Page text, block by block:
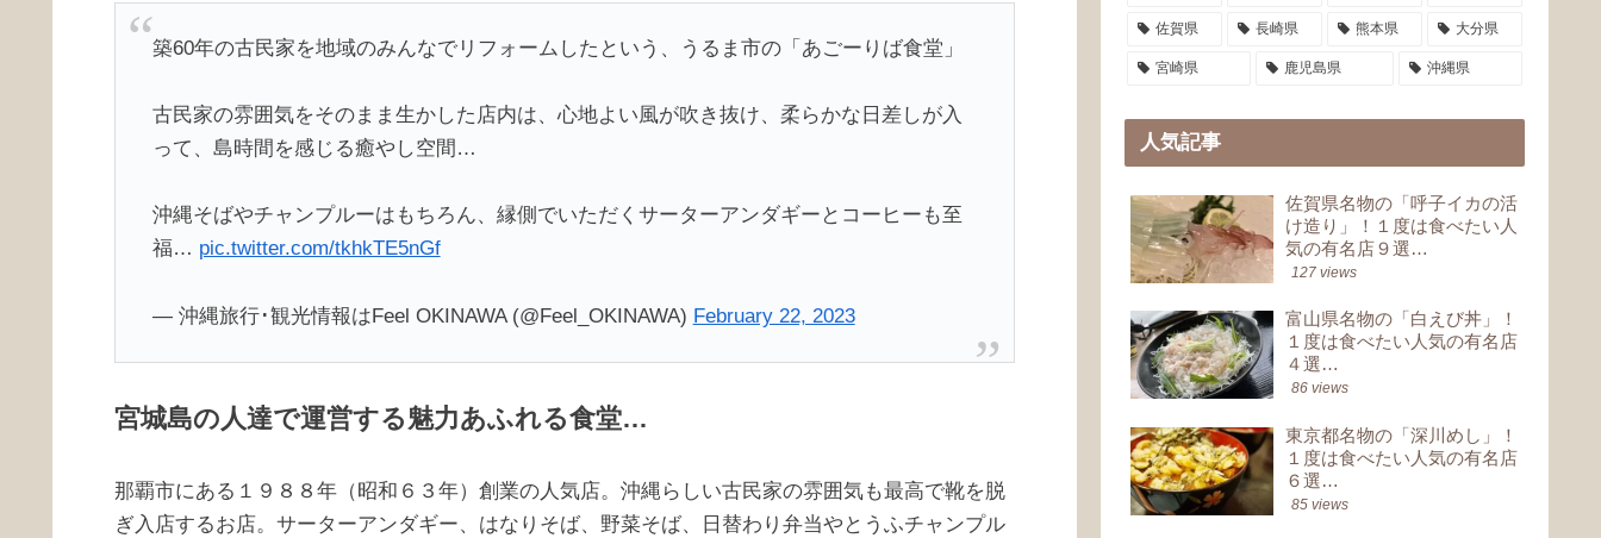
築60年の古民家を地域のみんなでリフォームしたという、うるま市の「あごーりば食堂」
古民家の雰囲気をそのまま生かした店内は、心地よい風が吹き抜け、柔らかな日差しが入
って、島時間を感じる癒やし空間…
沖縄そばやチャンプルーはもちろん、縁側でいただくサーターアンダギーとコーヒーも至
福… pic.twitter.com/tkhkTE5nGf
— 沖縄旅行･観光情報はFeel OKINAWA (@Feel_OKINAWA) February 22, 2023
宮城島の人達で運営する魅力あふれる食堂…
那覇市にある１９８８年（昭和６３年）創業の人気店。沖縄らしい古民家の雰囲気も最高で靴を脱
ぎ入店するお店。サーターアンダギー、はなりそば、野菜そば、日替わり弁当やとうふチャンプル
佐賀県 長崎県 熊本県 大分県
宮崎県 鹿児島県 沖縄県
人気記事
佐賀県名物の「呼子イカの活
け造り」！１度は食べたい人
気の有名店９選…
127 views
富山県名物の「白えび丼」！
１度は食べたい人気の有名店
４選…
86 views
東京都名物の「深川めし」！
１度は食べたい人気の有名店
６選…
85 views